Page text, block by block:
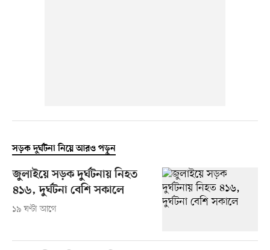
সড়ক দুর্ঘটনা নিয়ে আরও পড়ুন
জুলাইয়ে সড়ক দুর্ঘটনায় নিহত
৪১৬, দুর্ঘটনা বেশি সকালে
১৯ ঘণ্টা আগে